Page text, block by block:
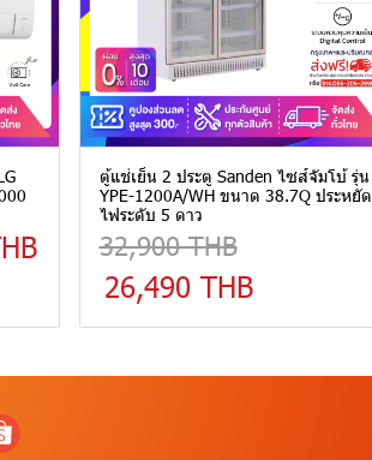
ตู้แช่เย็น 2 ประตู Sanden ไซส์จัมโบ้ รุ่น
YPE-1200A/WH ขนาด 38.7Q ประหยัด
ไฟระดับ 5 ดาว
32,900 THB
26,490 THB